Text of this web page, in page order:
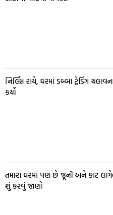
નિર્લિપ્ત રાયે, ઘરમાં ડબ્બા ટ્રેડિંગ
કર્યો
તમારા ઘરમાં પણ છે જૂની અને કાટ
શું કરવું જાણો